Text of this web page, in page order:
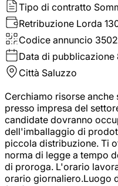
Tipo di contratto
Retribuzione Lorda
Codice annuncio
Data di pubblicazione
Città Saluzzo
Cerchiamo risorse anche
presso impresa del
candidate dovranno
dell'imballaggio di
piccola distribuzione. Ti
norma di legge a tempo
di proroga. L'orario
orario giornaliero.Luogo